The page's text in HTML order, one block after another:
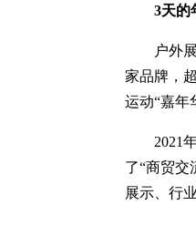
3天的年
户外展
家品牌，
运动“嘉年
2021年
了“商贸交
展示、行